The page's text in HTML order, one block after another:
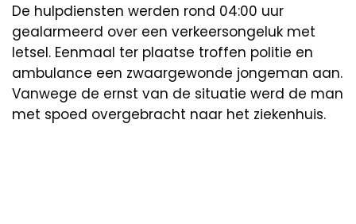
De hulpdiensten werden rond 04:00 uur
gealarmeerd over een verkeersongeluk met
letsel. Eenmaal ter plaatse troffen politie en
ambulance een zwaargewonde jongeman aan.
Vanwege de ernst van de situatie werd de man
met spoed overgebracht naar het ziekenhuis.